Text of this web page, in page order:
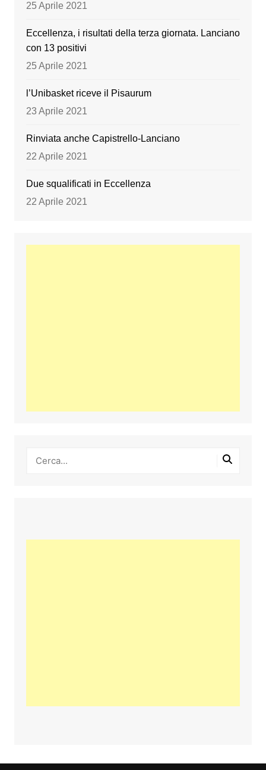
25 Aprile 2021
Eccellenza, i risultati della terza giornata. Lanciano
con 13 positivi
25 Aprile 2021
l’Unibasket riceve il Pisaurum
23 Aprile 2021
Rinviata anche Capistrello-Lanciano
22 Aprile 2021
Due squalificati in Eccellenza
22 Aprile 2021